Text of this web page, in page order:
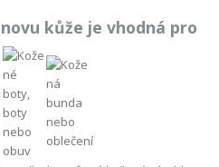
kůže je vhodná pro